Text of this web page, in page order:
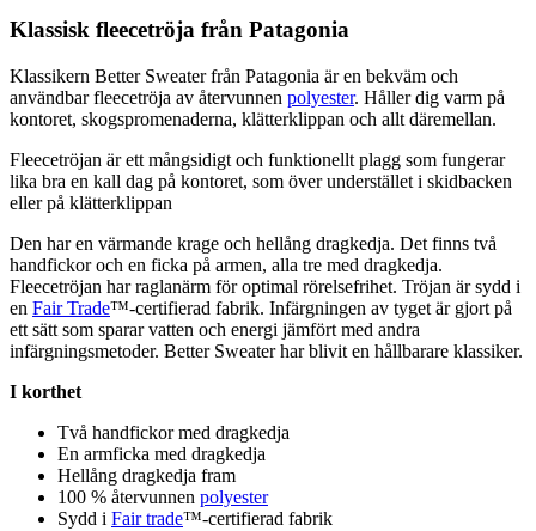
Klassisk fleecetröja från Patagonia
Klassikern Better Sweater från Patagonia är en bekväm och
användbarfleecetröja av återvunnen polyester. Håller dig varm på
kontoret, skogspromenaderna, klätterklippan och allt däremellan.
Fleecetröjan är ett mångsidigt och funktionellt plagg som fungerar
lika bra en kall dag på kontoret, som över understället i skidbacken
eller på klätterklippan
Den har en värmande krage och hellång dragkedja. Det finns två
handfickor och en ficka på armen, alla tre med dragkedja.
Fleecetröjan har raglanärm för optimal rörelsefrihet. Tröjan är sydd i
en Fair Trade™-certifierad fabrik. Infärgningen av tyget är gjort på
ett sätt som sparar vatten och energi jämfört med andra
infärgningsmetoder. Better Sweater har blivit en hållbarare klassiker.
I korthet
Två handfickor med dragkedja
En armficka med dragkedja
Hellång dragkedja fram
100 % återvunnen polyester
Sydd i Fair trade™-certifierad fabrik